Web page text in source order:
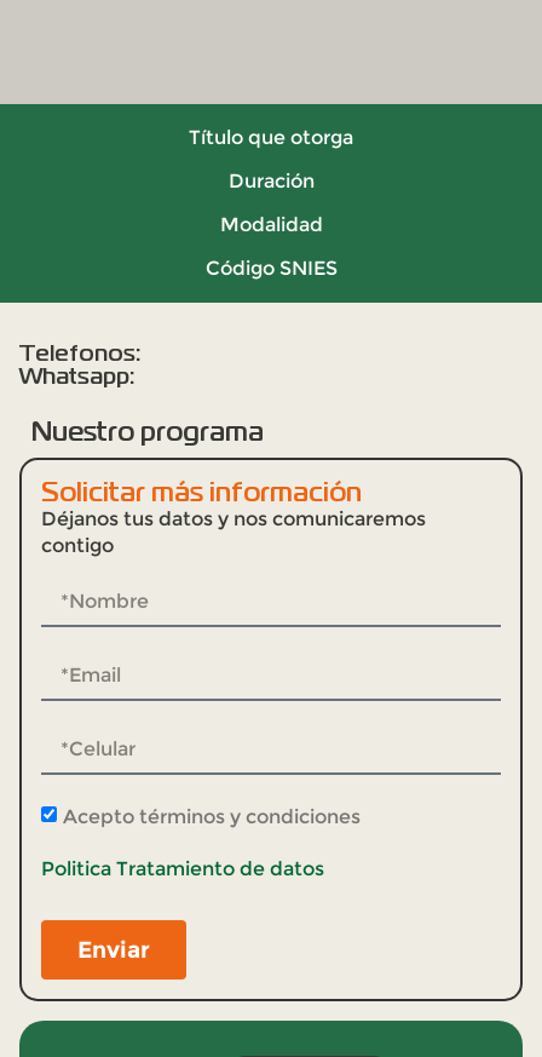
Título que otorga
Duración
Modalidad
Código SNIES
Telefonos:
Whatsapp:
Solicitar más información
Déjanos tus datos y nos comunicaremos
contigo
Acepto términos y condiciones
Politica Tratamiento de datos
Enviar
Nuestro programa